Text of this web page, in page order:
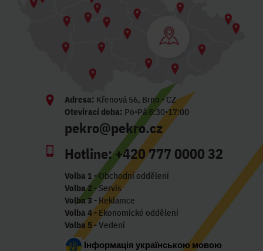
Adresa: Křenová 56, Brno - CZ
Otevírací doba: Po-Pá 8:30-17:00
pekro@pekro.cz
Hotline:+420 777 0000 32
Volba 1- Obchodní oddělení
Volba 2 - Servis
Volba 3 - Reklamce
Volba 4- Ekonomické oddělení
Volba 5- Vedení
Інформація українською мовою